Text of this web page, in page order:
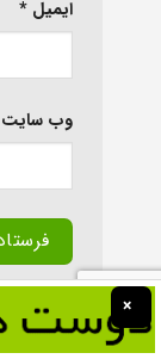
ایمیل *
وب‌ سایت
×